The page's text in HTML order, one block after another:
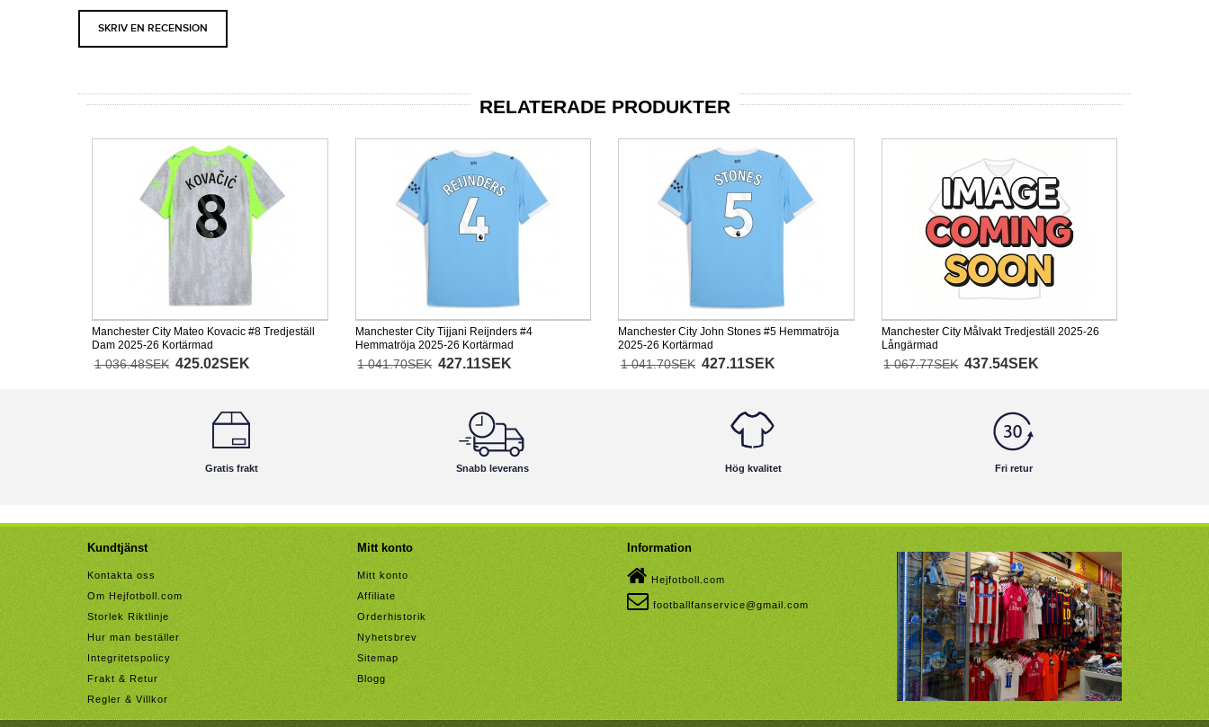
SKRIV EN RECENSION
RELATERADE PRODUKTER
Manchester City Mateo Kovacic #8 Tredjeställ
Dam 2025-26 Kortärmad
1 036.48SEK 425.02SEK
Manchester City Tijjani Reijnders #4
Hemmatröja 2025-26 Kortärmad
1 041.70SEK 427.11SEK
Manchester City John Stones #5 Hemmatröja
2025-26 Kortärmad
1 041.70SEK 427.11SEK
Manchester City Målvakt Tredjeställ 2025-26
Långärmad
1 067.77SEK 437.54SEK
Gratis frakt Snabb leverans Hög kvalitet Fri retur
Kundtjänst
Kontakta oss
Om Hejfotboll.com
Storlek Riktlinje
Hur man beställer
Integritetspolicy
Frakt & Retur
Regler & Villkor
Mitt konto
Mitt konto
Affiliate
Orderhistorik
Nyhetsbrev
Sitemap
Blogg
Information
Hejfotboll.com
footballfanservice@gmail.com